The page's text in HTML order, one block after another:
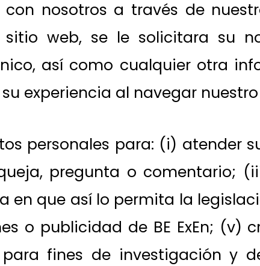
nosotros a través de
web, se le solicitara su
así como cualquier otra
experiencia al navegar
personales para: (i)
pregunta o comentario;
en que así lo permita la
o publicidad de BE ExEn;
fines de investigación y